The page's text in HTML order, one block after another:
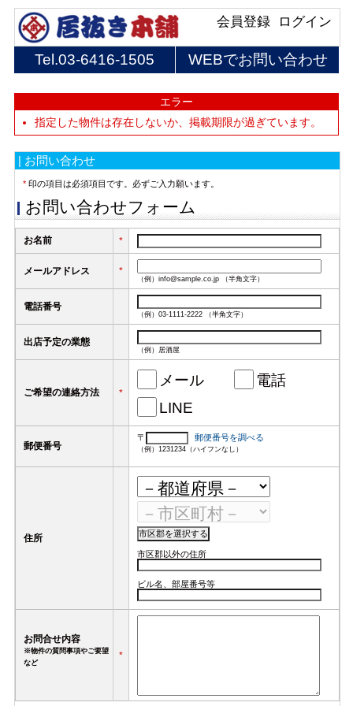
ログイン
会員登録
Tel.03-6416-1505 WEBでお問い合わせ
エラー
指定した物件は存在しないか、掲載期限が過ぎています。
| お問い合わせ
*印の項目は必須項目です。必ずご入力願います。
お問い合わせフォーム
お名前 *
メールアドレス *
（例）info@sample.co.jp （半角文字）
電話番号
（例）03-1111-2222 （半角文字）
出店予定の業態
（例）居酒屋
ご希望の連絡方法 *
メール
電話
LINE
郵便番号
〒 郵便番号を調べる
（例）1231234（ハイフンなし）
住所
市区郡以外の住所
ビル名、部屋番号等
お問合せ内容
※物件の質問事項やご要望
など
*